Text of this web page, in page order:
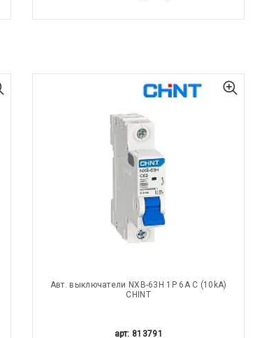
Авт. выключатели NXB-63H 1P 6A С (10kA)
CHINT
арт: 813791